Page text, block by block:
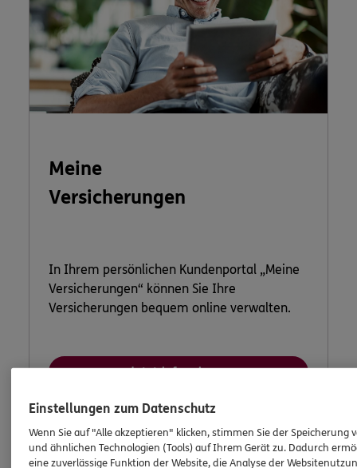
Meine
Versicherungen
In Ihrem persönlichen Kundenportal „Meine
Versicherungen“ können Sie Ihre
Versicherungen bequem online verwalten.
Jetzt informieren
Einstellungen zum Datenschutz
Wenn Sie auf "Alle akzeptieren" klicken, stimmen Sie der Speicherung
und ähnlichen Technologien (Tools) auf Ihrem Gerät zu. Dadurch
eine zuverlässige Funktion der Website, die Analyse der